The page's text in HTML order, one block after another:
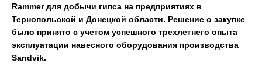
Rammerдля добычи гипса на предприятиях в
Тернопольской и Донецкой области. Решение о закупке
было принято с учетом успешного трехлетнего опыта
эксплуатации навесного оборудования производства
Sandvik.